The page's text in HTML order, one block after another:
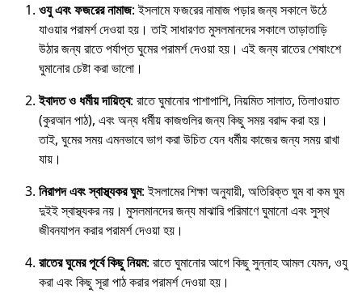
ওযু এবং ফজরের নামাজ: ইসলামে ফজরের নামাজ পড়ার জন্য সকালে উঠে
যাওয়ার পরামর্শ দেওয়া হয়। তাই সাধারণত মুসলমানদের সকালে তাড়াতাড়ি
উঠার জন্য রাতে পর্যাপ্ত ঘুমের পরামর্শ দেওয়া হয়। এই জন্য রাতের শেষাংশে
ঘুমানোর চেষ্টা করা ভালো।
ইবাদত ও ধর্মীয় দায়িত্ব: রাতে ঘুমানোর পাশাপাশি, নিয়মিত সালাত, তিলাওয়াত
(কুরআন পাঠ), এবং অন্য ধর্মীয় কাজগুলির জন্য কিছু সময় বরাদ্দ করা হয়।
তাই, ঘুমের সময় এমনভাবে ভাগ করা উচিত যেন ধর্মীয় কাজের জন্য সময় রাখা
যায়।
নিরাপদ এবং স্বাস্থ্যকর ঘুম: ইসলামের শিক্ষা অনুযায়ী, অতিরিক্ত ঘুম বা কম ঘুম
দুইই স্বাস্থ্যকর নয়। মুসলমানদের জন্য মাঝারি পরিমাণে ঘুমানো এবং সুস্থ
জীবনযাপন করার পরামর্শ দেওয়া হয়।
রাতের ঘুমের পূর্বে কিছু নিয়ম: রাতে ঘুমানোর আগে কিছু সুন্নাহ আমল যেমন, ওযু
করা এবং কিছু সূরা পাঠ করার পরামর্শ দেওয়া হয়।